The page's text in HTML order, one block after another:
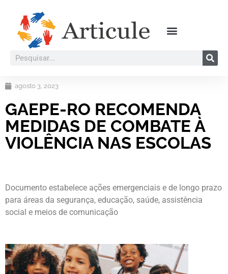
agosto 3, 2023
GAEPE-RO RECOMENDA
MEDIDAS DE COMBATE À
VIOLÊNCIA NAS ESCOLAS
Documento estabelece ações emergenciais e de longo prazo
para áreas da segurança, educação, saúde, assistência
social e meios de comunicação